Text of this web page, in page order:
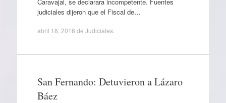
judiciales dijeron que el Fiscal de…
abril 18, 2016 de Judiciales.
San Fernando: Detuvieron a Lázaro
Báez